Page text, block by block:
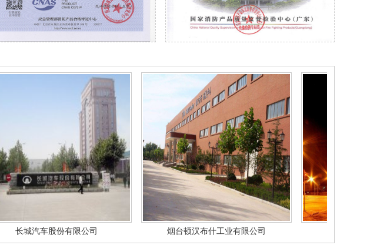
长城汽车股份有限公司 烟台顿汉布什工业有限公司